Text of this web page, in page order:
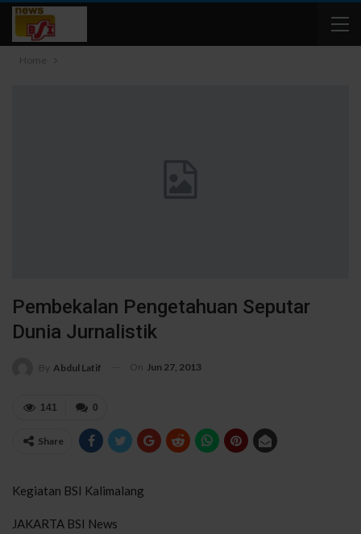
Home
Pembekalan Pengetahuan Seputar
Dunia Jurnalistik
By Abdul Latif On Jun 27, 2013
0
141
Share
Kegiatan BSI Kalimalang
JAKARTA BSI News